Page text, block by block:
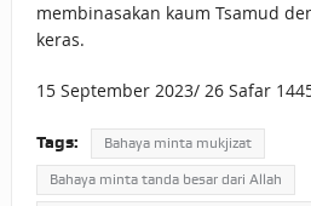
membinasakan kaum Tsamud
keras.
15 September 2023/ 26 Safar
Tags: Bahaya minta mukjizat
Bahaya minta tanda besar dari Allah